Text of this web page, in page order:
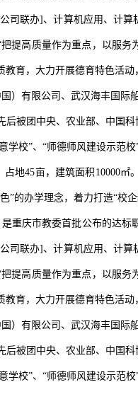
司联办]、计算机应用、计
提高质量作为重点，以服
育，大力开展德育特色活动
有限公司、武汉海丰国际
被团中央、农业部、中国
校”、“师德师风建设示范
45亩，建筑面积10000㎡
”的办学理念，着力打造“校
庆市教委首批公布的达标
司联办]、计算机应用、计
提高质量作为重点，以服
育，大力开展德育特色活动
有限公司、武汉海丰国际
被团中央、农业部、中国
校”、“师德师风建设示范